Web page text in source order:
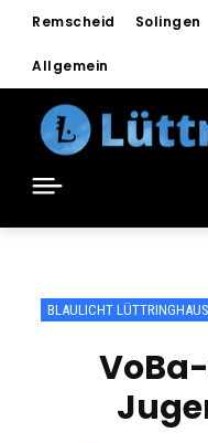
Remscheid Solingen
Allgemein
BLAULICHT